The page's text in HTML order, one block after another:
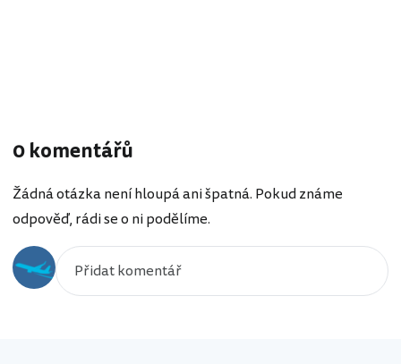
0 komentářů
Žádná otázka není hloupá ani špatná. Pokud známe
odpověď, rádi se o ni podělíme.